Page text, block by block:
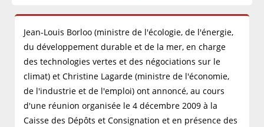
Jean-Louis Borloo (ministre de l'écologie, de l'énergie,
du développement durable et de la mer, en charge
des technologies vertes et des négociations sur le
climat) et Christine Lagarde (ministre de l'économie,
de l'industrie et de l'emploi) ont annoncé, au cours
d'une réunion organisée le 4 décembre 2009 à la
Caisse des Dépôts et Consignation et en présence des